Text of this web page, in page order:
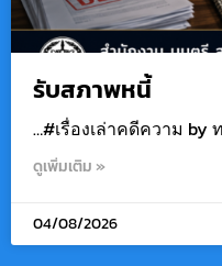
รับสภาพหนี้
…#เรื่องเล่าคดีความ by
ดูเพิ่มเติม »
04/08/2026